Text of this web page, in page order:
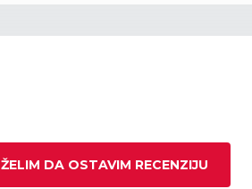
ŽELIM DA OSTAVIM RECENZIJU